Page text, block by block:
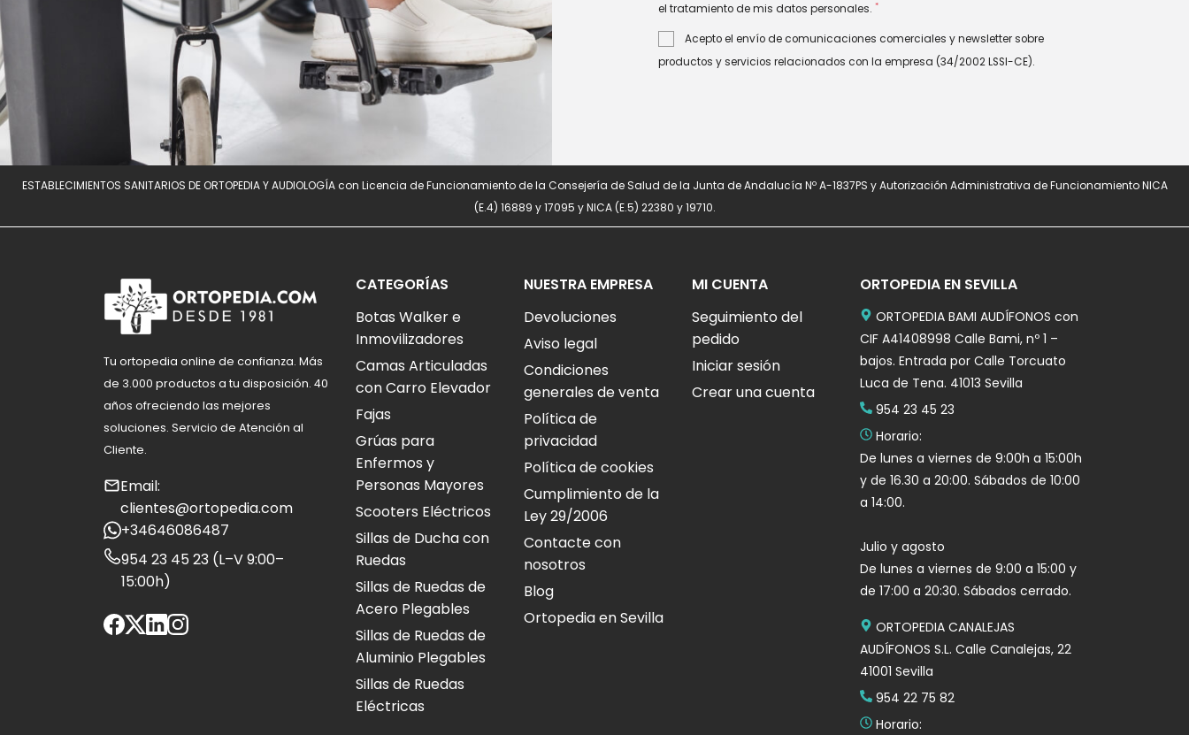
el tratamiento de mis datos personales. *
Acepto el envío de comunicaciones comerciales y newsletter sobre
productos y servicios relacionados con la empresa (34/2002 LSSI-CE).
ESTABLECIMIENTOS SANITARIOS DE ORTOPEDIA Y AUDIOLOGÍA con Licencia de Funcionamiento de la Consejería de Salud de la Junta de Andalucía Nº A-1837PS y Autorización Administrativa de Funcionamiento NICA
(E.4) 16889 y 17095 y NICA (E.5) 22380 y 19710.
Tu ortopedia online de confianza. Más
de 3.000 productos a tu disposición. 40
años ofreciendo las mejores
soluciones. Servicio de Atención al
Cliente.
Email:
clientes@ortopedia.com
+34646086487
954 23 45 23 (L–V 9:00–
15:00h)
CATEGORÍAS
Botas Walker e
Inmovilizadores
Camas Articuladas
con Carro Elevador
Fajas
Grúas para
Enfermos y
Personas Mayores
Scooters Eléctricos
Sillas de Ducha con
Ruedas
Sillas de Ruedas de
Acero Plegables
Sillas de Ruedas de
Aluminio Plegables
Sillas de Ruedas
Eléctricas
NUESTRA EMPRESA
Devoluciones
Aviso legal
Condiciones
generales de venta
Política de
privacidad
Política de cookies
Cumplimiento de la
Ley 29/2006
Contacte con
nosotros
Blog
Ortopedia en Sevilla
MI CUENTA
Seguimiento del
pedido
Iniciar sesión
Crear una cuenta
ORTOPEDIA EN SEVILLA
ORTOPEDIA BAMI AUDÍFONOS con
CIF A41408998 Calle Bami, nº 1 –
bajos. Entrada por Calle Torcuato
Luca de Tena. 41013 Sevilla
954 23 45 23
Horario:
De lunes a viernes de 9:00h a 15:00h
y de 16.30 a 20:00. Sábados de 10:00
a 14:00.
Julio y agosto
De lunes a viernes de 9:00 a 15:00 y
de 17:00 a 20:30. Sábados cerrado.
ORTOPEDIA CANALEJAS
AUDÍFONOS S.L. Calle Canalejas, 22
41001 Sevilla
954 22 75 82
Horario: